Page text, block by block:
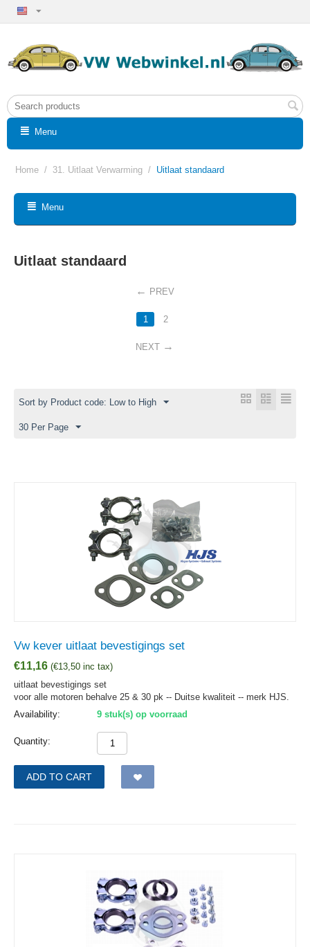
Menu
Home / 31. Uitlaat Verwarming / Uitlaat standaard
Menu
Uitlaat standaard
PREV
1 2
NEXT
Sort by Product code: Low to High
30 Per Page
Vw kever uitlaat bevestigings set
€11,16 (€13,50 inc tax)
uitlaat bevestigings set
voor alle motoren behalve 25 & 30 pk -- Duitse kwaliteit -- merk HJS.
Availability:
9 stuk(s) op voorraad
Quantity:
ADD TO CART